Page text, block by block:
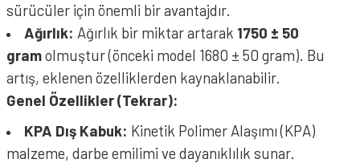
sürücüler için önemli bir avantajdır.
Ağırlık: Ağırlık bir miktar artarak 1750 ± 50
gramolmuştur (önceki model 1680 ± 50 gram). Bu
artış, eklenen özelliklerden kaynaklanabilir.
Genel Özellikler (Tekrar):
KPA Dış Kabuk: Kinetik Polimer Alaşımı (KPA)
malzeme, darbe emilimi ve dayanıklılık sunar.